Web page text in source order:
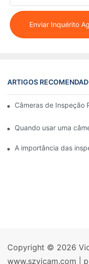
Enviar Inquérito
ARTIGOS
Câmeras de Inspeção
Quando usar uma
A importância das
Copyright © 2026
www.szvicam.com |